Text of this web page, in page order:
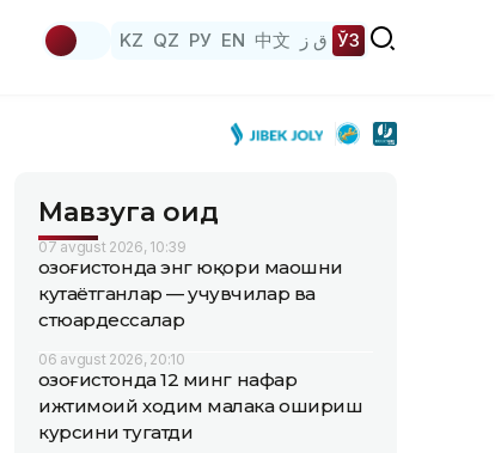
KZ QZ РУ EN 中文 ق ز ЎЗ
Мавзуга оид
07 avgust 2026, 10:39
Қозоғистонда энг юқори маошни
кутаётганлар — учувчилар ва
стюардессалар
06 avgust 2026, 20:10
Қозоғистонда 12 минг нафар
ижтимоий ходим малака ошириш
курсини тугатди